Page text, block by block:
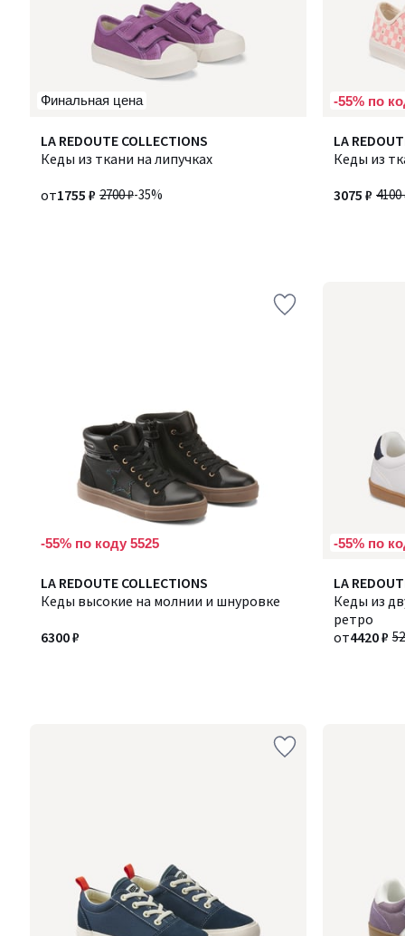
Финальная цена
LA REDOUTE COLLECTIONS
Кеды из ткани на липучках
2700 ₽-35%
от1755 ₽
-55% по
LA
Кеды из
4100
3075 ₽
-55% по коду 5525
LA REDOUTE COLLECTIONS
Кеды высокие на молнии и шнуровке
6300 ₽
-55% по
LA
Кеды из
ретро
от4420 ₽